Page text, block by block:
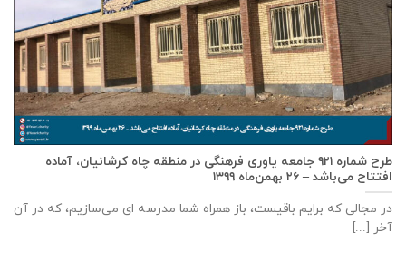
طرح شماره ۹۲۱ جامعه ياوری فرهنگی در منطقه چاه کرشانیان، آماده
افتتاح می‌باشد – ۲۶ بهمن‌ماه ۱۳۹۹
در مجالی که برایم باقیست، باز همراه شما مدرسه ای می‌سازیم، که در آن
آخر [...]